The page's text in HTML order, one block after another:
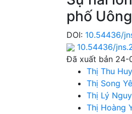
phố
DOI: 10.54436/
10.54436/
Đã xuất bản 24-
Thị Thu
Thị Song
Thị Lý
Thị Hoàng